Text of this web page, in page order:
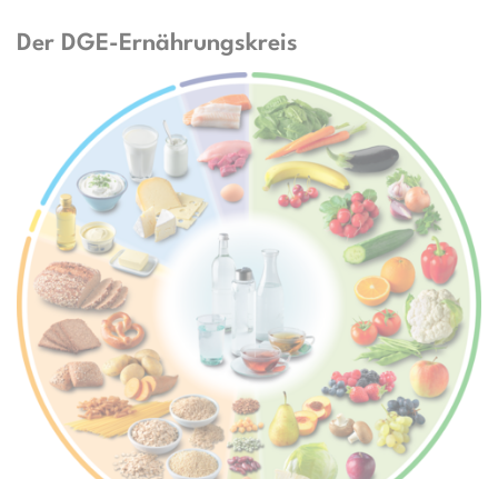
Der DGE-Ernährungskreis